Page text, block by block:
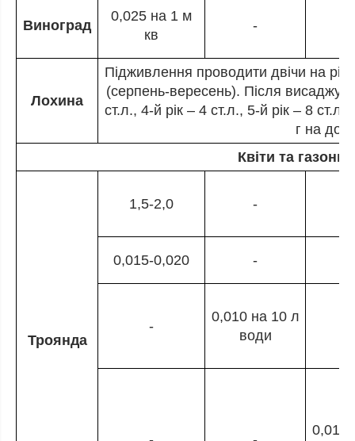
Виноград
0,025 на 1 м
кв
-
Лохина
Підживлення проводити двічи на рік:
(серпень-вересень). Після
ст.л., 4-й рік – 4 ст.л., 5-й рік – 8
г на
Квіти та
Троянда
1,5-2,0 -
0,015-0,020 -
-
0,010 на 10 л
води
0,010